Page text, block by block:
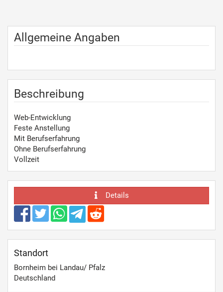
Allgemeine Angaben
Beschreibung
Web-Entwicklung
Feste Anstellung
Mit Berufserfahrung
Ohne Berufserfahrung
Vollzeit
Details
Standort
Bornheim bei Landau/ Pfalz
Deutschland